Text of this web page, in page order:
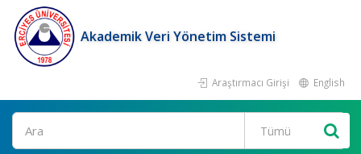
Akademik Veri Yönetim Sistemi
Araştırmacı Girişi English
Ara